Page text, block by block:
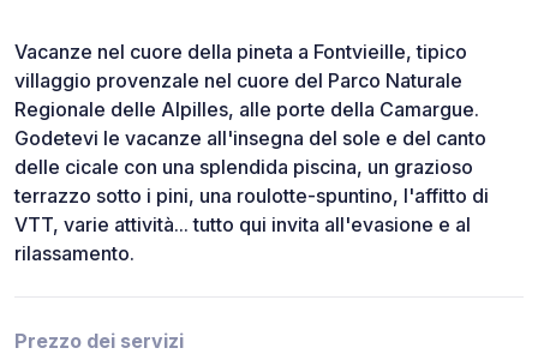
Vacanze nel cuore della pineta a Fontvieille, tipico
villaggio provenzale nel cuore del Parco Naturale
Regionale delle Alpilles, alle porte della Camargue.
Godetevi le vacanze all'insegna del sole e del canto
delle cicale con una splendida piscina, un grazioso
terrazzo sotto i pini, una roulotte-spuntino, l'affitto di
VTT, varie attività... tutto qui invita all'evasione e al
rilassamento.
Prezzo dei servizi